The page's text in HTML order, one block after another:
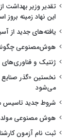
تقدیر وزیر بهداشت
این نهاد زمینه بروز
یافته‌های جدید از
هوش‌مصنوعی چگونه
ژنتیک و فناوری‌های
نخستین «گذر صنایع
می‌شود
شروط جدید تاسیس
هوش مصنوعی مولد
ثبت نام آزمون